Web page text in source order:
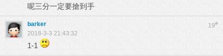
呢三分一定要搶到手
19#
barker
2018-3-3 21:43:32
1-1